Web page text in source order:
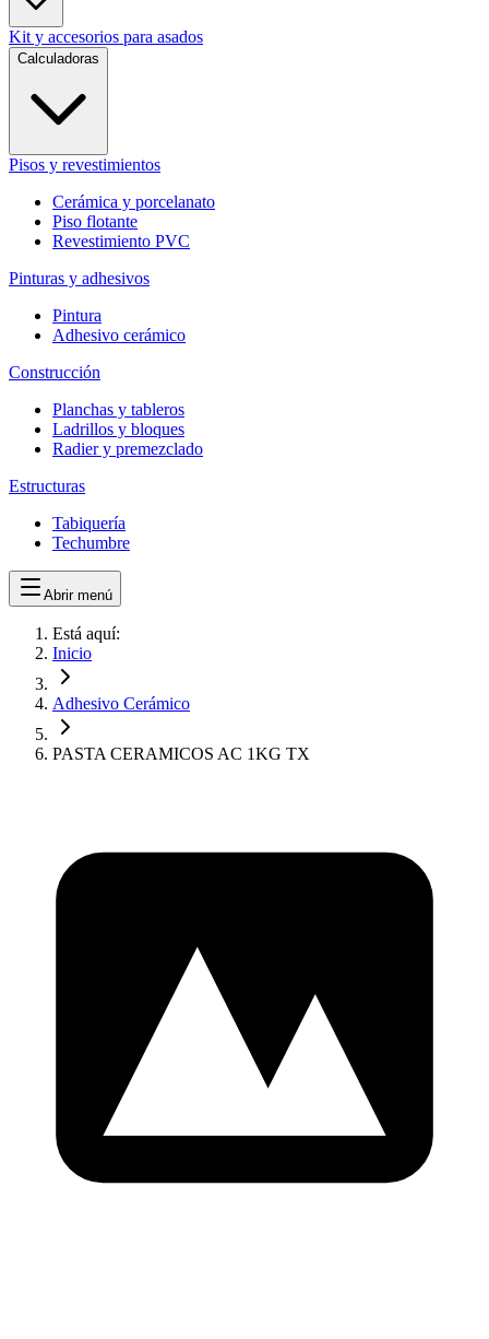
Kit y accesorios para asados
Calculadoras
Pisos y revestimientos
Cerámica y porcelanato
Piso flotante
Revestimiento PVC
Pinturas y adhesivos
Pintura
Adhesivo cerámico
Construcción
Planchas y tableros
Ladrillos y bloques
Radier y premezclado
Estructuras
Tabiquería
Techumbre
Abrir menú
Está aquí:
Inicio
Adhesivo Cerámico
PASTA CERAMICOS AC 1KG TX